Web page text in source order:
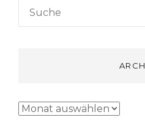
Search
for:
Archiv